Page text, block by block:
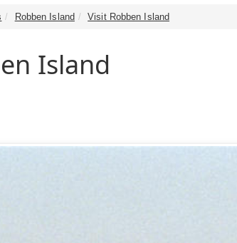
Robben Island Visit Robben Island
Island